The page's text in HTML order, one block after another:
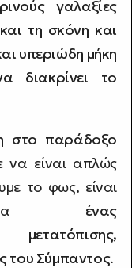
γαλαξίες
τη σκόνη και
υπεριώδη μήκη
διακρίνει το
στο παράδοξο
να είναι απλώς
το φως, είναι
ένας
του Σύμπαντος.